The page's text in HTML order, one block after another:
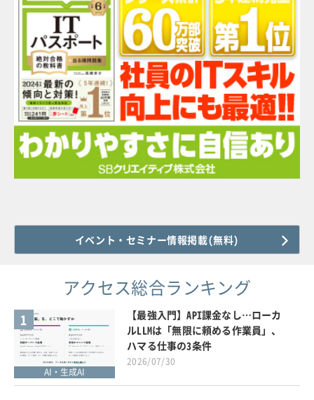
イベント・セミナー情報掲載(無料)
アクセス総合ランキング
1
AI・生成AI
【最強入門】API課金なし…ローカ
ルLLMは「無限に頼める作業員」、
ハマる仕事の3条件
2026/07/30